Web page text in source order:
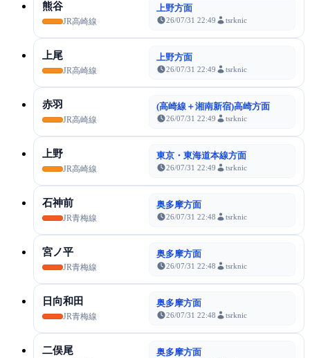
熊谷
JR高崎線
上野方面
26/07/31 22:49 tsrknic
上尾
JR高崎線
上野方面
26/07/31 22:49 tsrknic
赤羽
JR高崎線
(高崎線＋湘南新宿)高崎方面
26/07/31 22:49 tsrknic
上野
JR高崎線
東京・東海道本線方面
26/07/31 22:49 tsrknic
石神前
JR青梅線
奥多摩方面
26/07/31 22:48 tsrknic
宮ノ平
JR青梅線
奥多摩方面
26/07/31 22:48 tsrknic
日向和田
JR青梅線
奥多摩方面
26/07/31 22:48 tsrknic
二俣尾 奥多摩方面